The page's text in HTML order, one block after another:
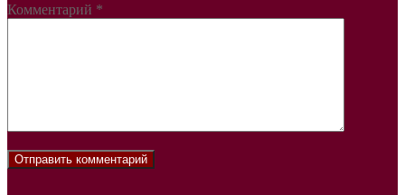
Комментарий *